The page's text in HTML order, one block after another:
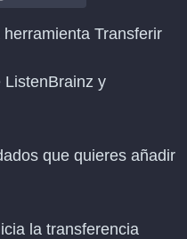
Transferir
ListenBrainz y
que quieres añadir
la transferencia